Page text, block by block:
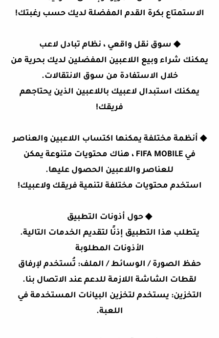
الاستمتاع بكرة القدم المفضلة لديك حسب رغبتك!
◆ سوق نقل واقعي ، نظام تبادل لاعب
يمكنك شراء وبيع اللاعبين المفضلين لديك بحرية من
خلال الاستفادة من سوق الانتقالات.
يمكنك استبدال لاعبيك باللاعبين الذين يحتاجهم
فريقك!
◆ أنظمة مختلفة يمكنها اكتساب اللاعبين والعناصر
في FIFA MOBILE ، هناك محتويات متنوعة يمكن
للعناصر واللاعبين الحصول عليها.
استخدم محتويات مختلفة لتنمية فريقك ولاعبيك!
◆ حول أذونات التطبيق
يتطلب هذا التطبيق إذنًا لتقديم الخدمات التالية.
الأذونات المطلوبة
حفظ الصورة / الوسائط / الملف: تُستخدم لإرفاق
لقطات الشاشة اللازمة للدعم عند الاتصال بنا.
التخزين: يستخدم لتخزين البيانات المستخدمة في
اللعبة.